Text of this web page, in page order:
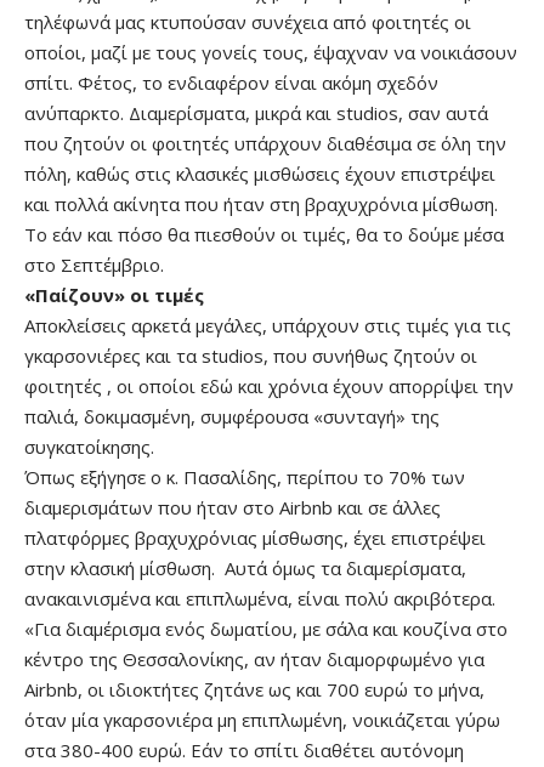
τηλέφωνά μας κτυπούσαν συνέχεια από φοιτητές οι
οποίοι, μαζί με τους γονείς τους, έψαχναν να νοικιάσουν
σπίτι. Φέτος, το ενδιαφέρον είναι ακόμη σχεδόν
ανύπαρκτο. Διαμερίσματα, μικρά και studios, σαν αυτά
που ζητούν οι φοιτητές υπάρχουν διαθέσιμα σε όλη την
πόλη, καθώς στις κλασικές μισθώσεις έχουν επιστρέψει
και πολλά ακίνητα που ήταν στη βραχυχρόνια μίσθωση.
Το εάν και πόσο θα πιεσθούν οι τιμές, θα το δούμε μέσα
στο Σεπτέμβριο.
«Παίζουν» οι τιμές
Αποκλείσεις αρκετά μεγάλες, υπάρχουν στις τιμές για τις
γκαρσονιέρες και τα studios, που συνήθως ζητούν οι
φοιτητές , οι οποίοι εδώ και χρόνια έχουν απορρίψει την
παλιά, δοκιμασμένη, συμφέρουσα «συνταγή» της
συγκατοίκησης.
Όπως εξήγησε ο κ. Πασαλίδης, περίπου το 70% των
διαμερισμάτων που ήταν στο Airbnb και σε άλλες
πλατφόρμες βραχυχρόνιας μίσθωσης, έχει επιστρέψει
στην κλασική μίσθωση. Αυτά όμως τα διαμερίσματα,
ανακαινισμένα και επιπλωμένα, είναι πολύ ακριβότερα.
«Για διαμέρισμα ενός δωματίου, με σάλα και κουζίνα στο
κέντρο της Θεσσαλονίκης, αν ήταν διαμορφωμένο για
Airbnb, οι ιδιοκτήτες ζητάνε ως και 700 ευρώ το μήνα,
όταν μία γκαρσονιέρα μη επιπλωμένη, νοικιάζεται γύρω
στα 380-400 ευρώ. Εάν το σπίτι διαθέτει αυτόνομη